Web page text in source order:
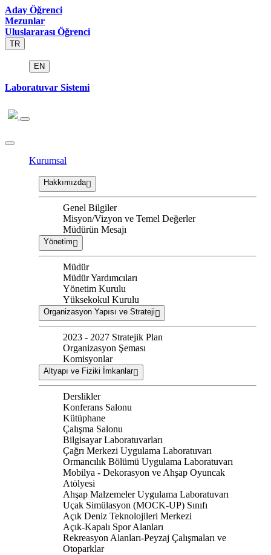
Aday Öğrenci
Mezunlar
Uluslararası Öğrenci
TR
EN
Laboratuvar Sistemi
Kurumsal
Hakkımızda
Genel Bilgiler
Misyon/Vizyon ve Temel Değerler
Müdürün Mesajı
Yönetim
Müdür
Müdür Yardımcıları
Yönetim Kurulu
Yüksekokul Kurulu
Organizasyon Yapısı ve Strateji
2023 - 2027 Stratejik Plan
Organizasyon Şeması
Komisyonlar
Altyapı ve Fiziki İmkanlar
Derslikler
Konferans Salonu
Kütüphane
Çalışma Salonu
Bilgisayar Laboratuvarları
Çağrı Merkezi Uygulama Laboratuvarı
Ormancılık Bölümü Uygulama Laboratuvarı
Mobilya - Dekorasyon ve Ahşap Oyuncak
Atölyesi
Ahşap Malzemeler Uygulama Laboratuvarı
Uçak Simülasyon (MOCK-UP) Sınıfı
Açık Deniz Teknolojileri Merkezi
Açık-Kapalı Spor Alanları
Rekreasyon Alanları-Peyzaj Çalışmaları ve
Otoparklar